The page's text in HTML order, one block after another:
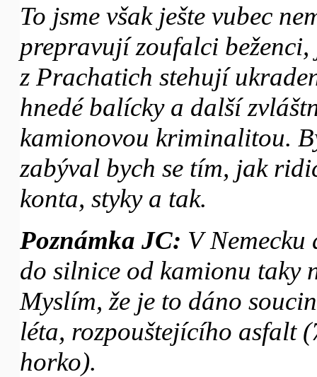
To jsme však ješte vubec
prepravují zoufalci
z Prachatich stehují
hnedé balícky a další
kamionovou kriminalitou.
zabýval bych se tím, jak
konta, styky a tak.
Poznámka JC: V Nemecku
do silnice od kamionu taky
Myslím, že je to dáno
léta, rozpouštejícího asfalt
horko).